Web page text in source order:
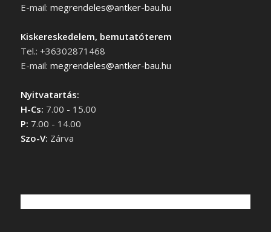
E-mail: megrendeles@antker-bau.hu
Kiskereskedelem, bemutatóterem
Tel.: +36302871468
E-mail: megrendeles@antker-bau.hu
Nyitvatartás:
H-Cs: 7.00 - 15.00
P: 7.00 - 14.00
Szo-V: Zárva